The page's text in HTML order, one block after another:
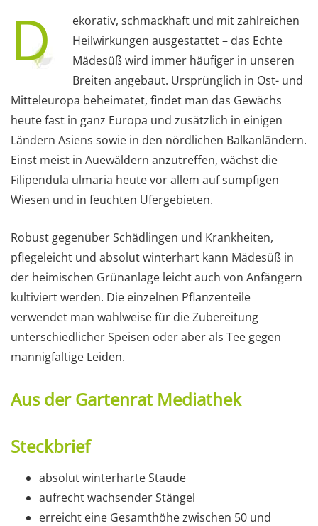
D
ekorativ, schmackhaft und mit zahlreichen
Heilwirkungen ausgestattet – das Echte
Mädesüß wird immer häufiger in unseren
Breiten angebaut. Ursprünglich in Ost- und
Mitteleuropa beheimatet, findet man das Gewächs
heute fast in ganz Europa und zusätzlich in einigen
Ländern Asiens sowie in den nördlichen Balkanländern.
Einst meist in Auewäldern anzutreffen, wächst die
Filipendula ulmaria heute vor allem auf sumpfigen
Wiesen und in feuchten Ufergebieten.
Robust gegenüber Schädlingen und Krankheiten,
pflegeleicht und absolut winterhart kann Mädesüß in
der heimischen Grünanlage leicht auch von Anfängern
kultiviert werden. Die einzelnen Pflanzenteile
verwendet man wahlweise für die Zubereitung
unterschiedlicher Speisen oder aber als Tee gegen
mannigfaltige Leiden.
Aus der Gartenrat Mediathek
Steckbrief
absolut winterharte Staude
aufrecht wachsender Stängel
erreicht eine Gesamthöhe zwischen 50 und